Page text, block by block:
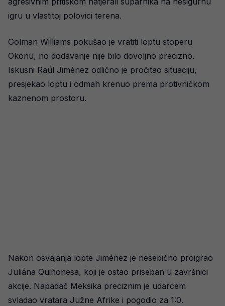
igru u vlastitoj polovici terena.
Golman Williams pokušao je vratiti loptu stoperu
Okonu, no dodavanje nije bilo dovoljno precizno.
Iskusni Raúl Jiménez odlično je pročitao situaciju,
presjekao loptu i odmah krenuo prema protivničkom
kaznenom prostoru.
Nakon osvajanja lopte Jiménez je nesebično proigrao
Juliána Quiñonesa, koji je ostao priseban u završnici
akcije. Napadač Meksika preciznim je udarcem
svladao vratara Južne Afrike i pogodio za 1:0.